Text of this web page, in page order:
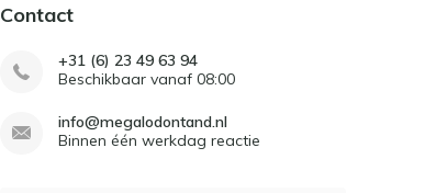
Contact
+31 (6) 23 49 63 94
Beschikbaar vanaf 08:00
info@megalodontand.nl
Binnen één werkdag reactie